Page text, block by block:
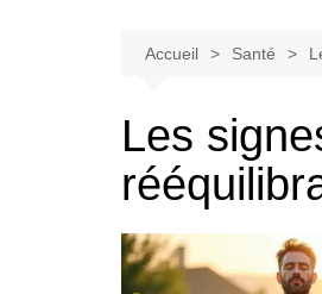
Accueil Santé
Les